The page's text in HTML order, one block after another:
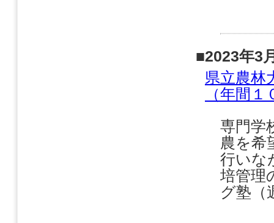
■2023年3
県立農林
（年間
専門学
農を希
行いな
培管理
グ塾（